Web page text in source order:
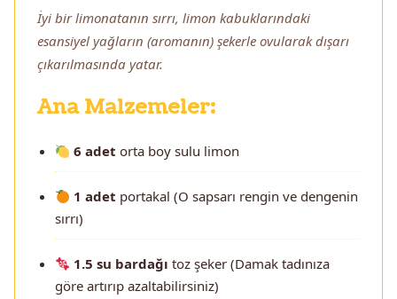
İyi bir limonatanın sırrı, limon kabuklarındaki
esansiyel yağların (aromanın) şekerle ovularak dışarı
çıkarılmasında yatar.
Ana Malzemeler:
6 adet orta boy sulu limon
1 adet portakal (O sapsarı rengin ve dengenin
sırrı)
1.5 su bardağı toz şeker (Damak tadınıza
göre artırıp azaltabilirsiniz)